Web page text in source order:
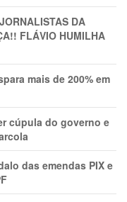
DA
FLÁVIO HUMILHA
mais de 200% em
cúpula do governo e
das emendas PIX e